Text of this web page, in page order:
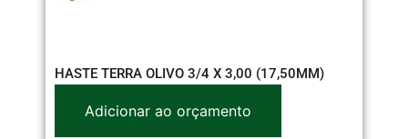
HASTE TERRA OLIVO 3/4 X 3,00 (17,50MM)
Adicionar ao orçamento